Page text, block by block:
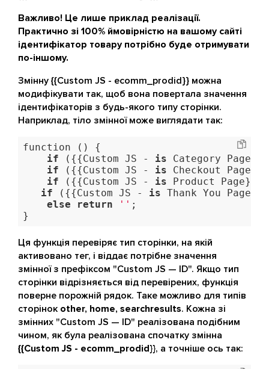
Важливо! Це лише приклад реалізації.
Практично зі 100% ймовірністю на вашому сайті
ідентифікатор товару потрібно буде отримувати
по-іншому.
Змінну {{Custom JS - ecomm_prodid}} можна
модифікувати так, щоб вона повертала значення
ідентифікаторів з будь-якого типу сторінки.
Наприклад, тіло змінної може виглядати так:
function () {
if ({{Custom JS - is Category
if ({{Custom JS - is Checkout
if ({{Custom JS - is Product Page}})
if ({{Custom JS - is Thank You
else
return '' ;
}
Ця функція перевіряє тип сторінки, на якій
активовано тег, і віддає потрібне значення
змінної з префіксом "Custom JS — ID". Якщо тип
сторінки відрізняється від перевірених, функція
поверне порожній рядок. Таке можливо для типів
сторінок other, home, searchresults. Кожна зі
змінних "Custom JS — ID" реалізована подібним
чином, як була реалізована спочатку змінна
{{Custom JS - ecomm_prodid}}, а точніше ось так: